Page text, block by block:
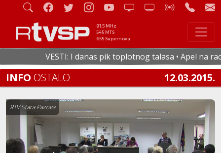
91.5 MHz
545 MTS
655 Supernova
VESTI: I danas pik toplotnog talasa • Apel na
INFO OSTALO 12.03.2015.
RTV Stara Pazova